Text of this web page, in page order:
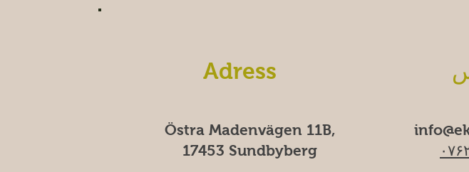
Adress
Östra Madenvägen 11B,
17453 Sundbyberg